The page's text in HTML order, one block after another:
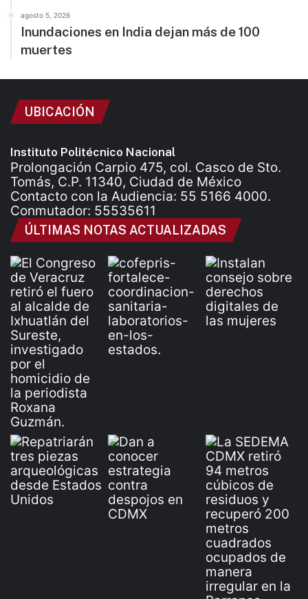
agosto 5, 2026
Inundaciones en India dejan más de 100
muertes
UBICACIÓN
Instituto Politécnico Nacional
Prolongación Carpio 475, col. Casco de Sto.
Tomás, C.P. 11340, Ciudad de México
Contacto con la Audiencia: 55 5166 4000.
Conmutador: 55535611
ÚLTIMAS NOTAS ACTUALIZADAS